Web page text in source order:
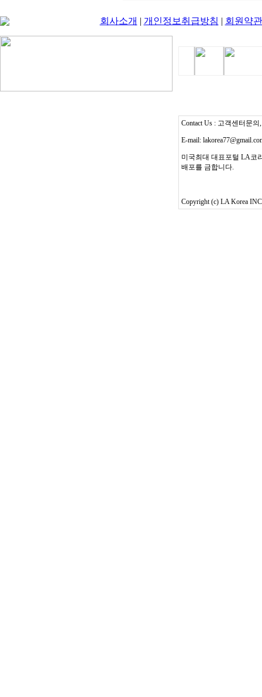
회사소개 | 개인정보취급방침 | 회원약관
Contact Us : 고객센터문의
E-mail:
미국최대 대표포털 LA코
배포를 금합니다.
Copyright (c) LA Korea